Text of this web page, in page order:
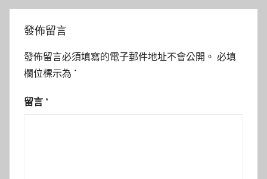
發佈留言
發佈留言必須填寫的電子郵件地址不會公開。 必填
欄位標示為 *
留言 *